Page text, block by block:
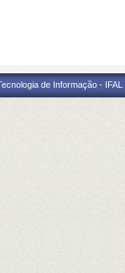
de Informação -